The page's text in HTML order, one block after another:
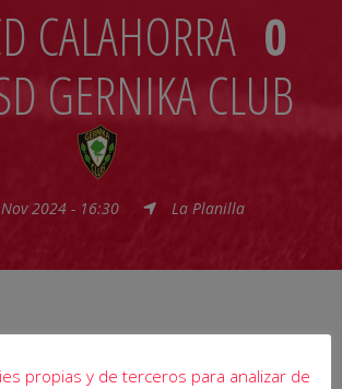
CALAHORRA 0
GERNIKA CLUB
2024 - 16:30 La Planilla
propias y de terceros para analizar de